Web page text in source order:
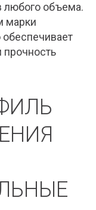
любого объема.
марки
прочность